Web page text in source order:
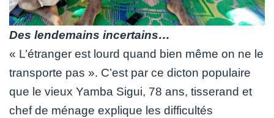
Des lendemains incertains…
« L’étranger est lourd quand bien même on ne le
transporte pas ». C’est par ce dicton populaire
que le vieux Yamba Sigui, 78 ans, tisserand et
chef de ménage explique les difficultés